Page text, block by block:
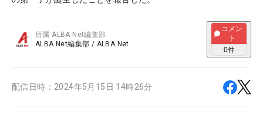
所属ALBA Net編集部
ALBA Net編集部 / ALBA Net
コメン
ト
0件
配信日時： 2024年5月15日 14時26分